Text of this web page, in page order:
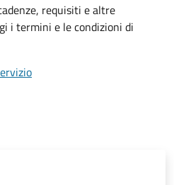
requisiti e altre
i termini e le condizioni di